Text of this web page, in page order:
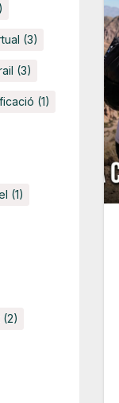
(3)
(3)
(1)
(1)
(2)